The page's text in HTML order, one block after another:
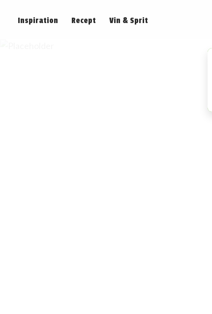
Inspiration Recept Vin & Sprit